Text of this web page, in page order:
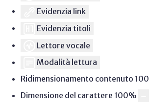
Evidenzia link
Evidenzia titoli
Lettore vocale
Modalità lettura
Ridimensionamento contenuto 100
Dimensione del carattere 100%